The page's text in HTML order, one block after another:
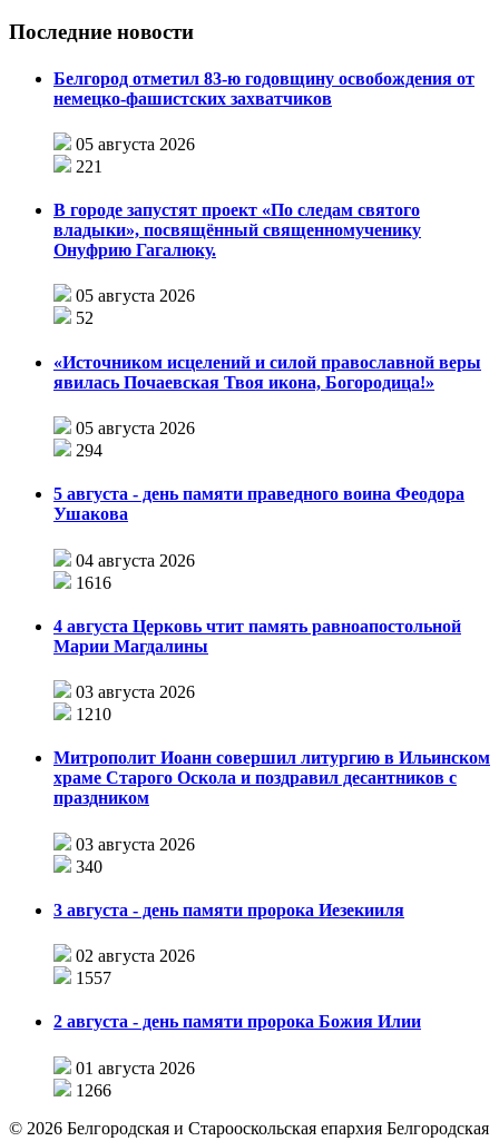
Последние новости
Белгород отметил 83-ю годовщину освобождения от
немецко-фашистских захватчиков
05 августа 2026
221
В городе запустят проект «По следам святого
владыки», посвящённый священномученику
Онуфрию Гагалюку.
05 августа 2026
52
«Источником исцелений и силой православной веры
явилась Почаевская Твоя икона, Богородица!»
05 августа 2026
294
5 августа - день памяти праведного воина Феодора
Ушакова
04 августа 2026
1616
4 августа Церковь чтит память равноапостольной
Марии Магдалины
03 августа 2026
1210
Митрополит Иоанн совершил литургию в Ильинском
храме Старого Оскола и поздравил десантников с
праздником
03 августа 2026
340
3 августа - день памяти пророка Иезекииля
02 августа 2026
1557
2 августа - день памяти пророка Божия Илии
01 августа 2026
1266
© 2026 Белгородская и Старооскольская епархия Белгородская